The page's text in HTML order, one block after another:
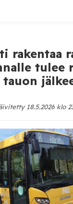
rakentaa
tulee
18.5.2026 klo